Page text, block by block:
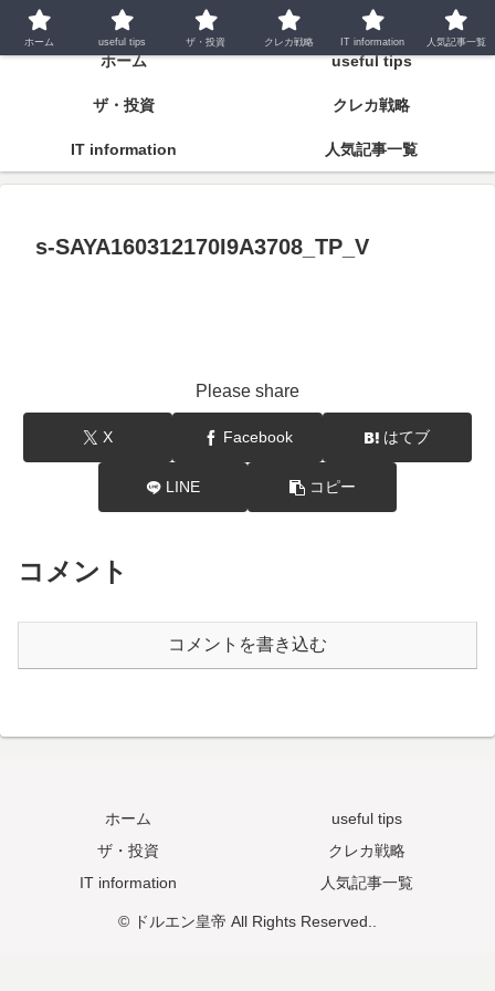
潤いとゆとりの明日をつくるために
ホーム useful tips
ザ・投資 クレカ戦略
IT information 人気記事一覧
s-SAYA160312170I9A3708_TP_V
Please share
X Facebook はてブ
LINE コピー
コメント
コメントを書き込む
ホーム
useful tips
ザ・投資
クレカ戦略
IT information
人気記事一覧
© ドルエン皇帝 All Rights Reserved..
ホーム useful tips ザ・投資 クレカ戦略 IT information 人気記事一覧